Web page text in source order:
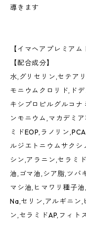
導きます
【イマヘアプレミアム
【配合成分】
水,グリセリン,セテア
モニウムクロリド,ド
キシプロピルグルコナ
ンモニウム,マカデミ
ミドEOP,ラノリン
ルジエトニウムサクシ
シン,アラニン,セラミ
油,ゴマ油,シア脂,ツバ
マシ油,ヒマワリ種子
Na,セリン,アルギニン,
ン,セラミドAP,フィト